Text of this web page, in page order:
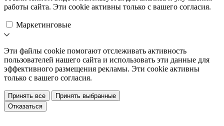
работы сайта. Эти cookie активны только с вашего согласия.
Маркетинговые
Эти файлы cookie помогают отслеживать активность
пользователей нашего сайта и использовать эти данные для
эффективного размещения рекламы. Эти cookie активны
только с вашего согласия.
Принять все
Принять выбранные
Отказаться